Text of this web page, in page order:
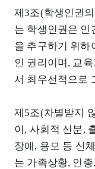
제3조(학생인권
는 학생인권은 인
을 추구하기 위하
인 권리이며, 교
서 최우선적으로
제5조(차별받지
이, 사회적 신분,
장애, 용모 등 신
는 가족상황, 인